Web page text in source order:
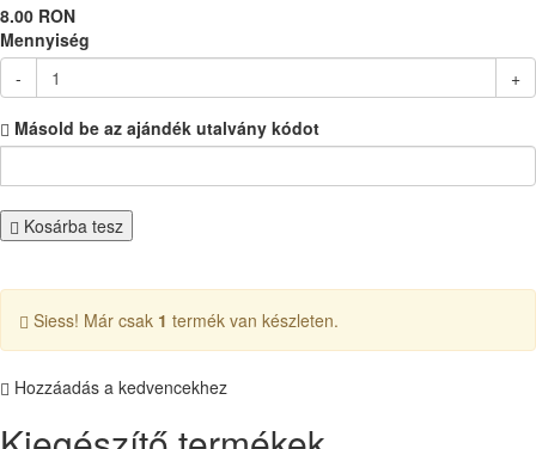
8.00 RON
Mennyiség
-
+
Másold be az ajándék utalvány kódot
Kosárba tesz
Siess! Már csak 1 termék van készleten.
Hozzáadás a kedvencekhez